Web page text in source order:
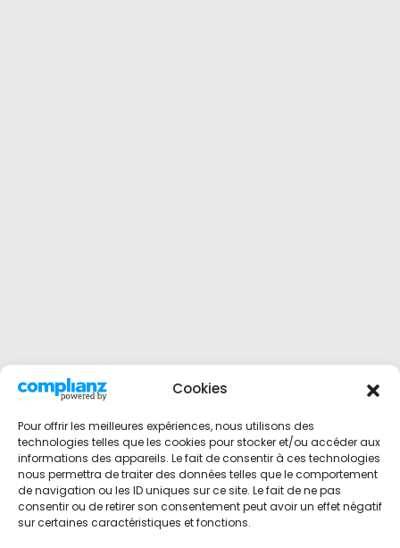
Cookies
Pour offrir les meilleures expériences, nous utilisons des
technologies telles que les cookies pour stocker et/ou accéder aux
informations des appareils. Le fait de consentir à ces technologies
nous permettra de traiter des données telles que le comportement
de navigation ou les ID uniques sur ce site. Le fait de ne pas
consentir ou de retirer son consentement peut avoir un effet négatif
sur certaines caractéristiques et fonctions.